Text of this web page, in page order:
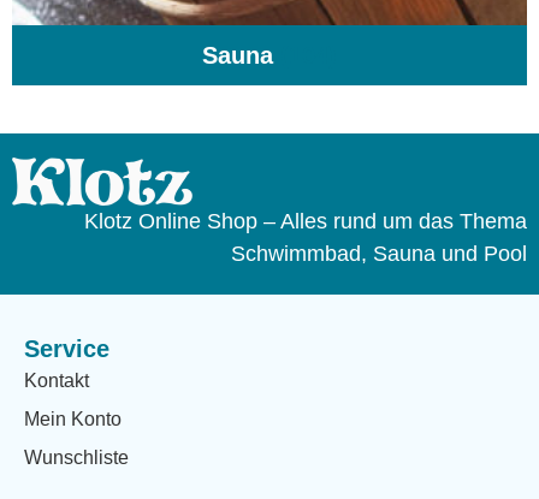
Sauna
Klotz Online Shop – Alles rund um das Thema
Schwimmbad, Sauna und Pool
Service
Kontakt
Mein Konto
Wunschliste